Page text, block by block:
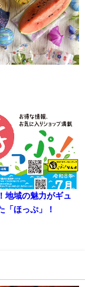
地域の魅力がギュ
「ほっぷ」！